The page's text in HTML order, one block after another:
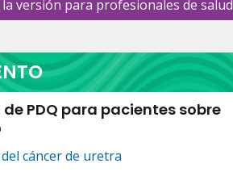
la versión para profesionales de salud
PDQ para pacientes sobre
cáncer de uretra